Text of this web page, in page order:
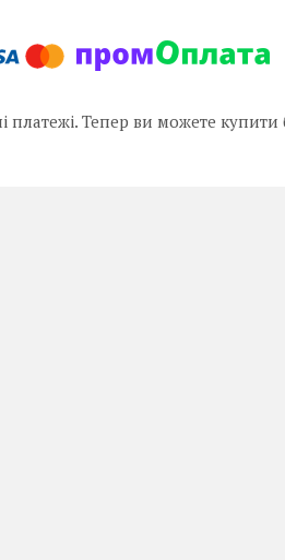
платежі. Тепер ви можете